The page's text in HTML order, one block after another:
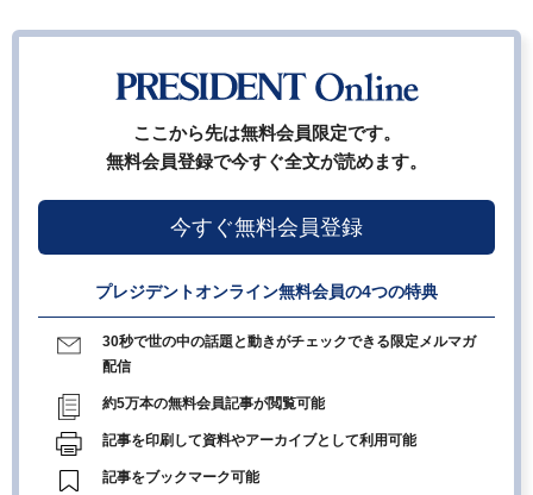
ここから先は無料会員限定です。
無料会員登録で今すぐ全文が読めます。
今すぐ無料会員登録
プレジデントオンライン無料会員の4つの特典
30秒で世の中の話題と動きがチェックできる限定メルマガ
配信
約5万本の無料会員記事が閲覧可能
記事を印刷して資料やアーカイブとして利用可能
記事をブックマーク可能